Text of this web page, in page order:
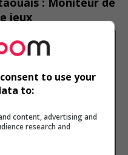
jeux
n'a produit aucun
recherche.
utiliser nos
votre profil
vousinscrivant
to use your
to:
content, advertising and
research and